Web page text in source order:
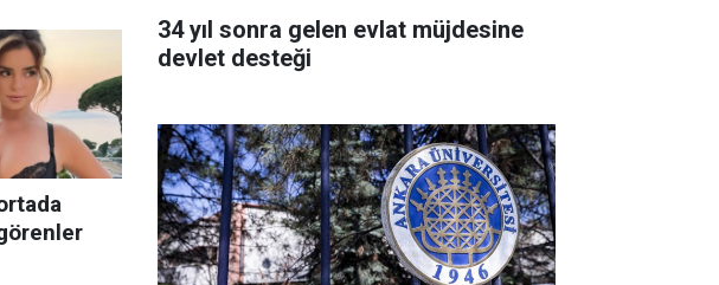
34 yıl sonra gelen evlat müjdesine
devlet desteği